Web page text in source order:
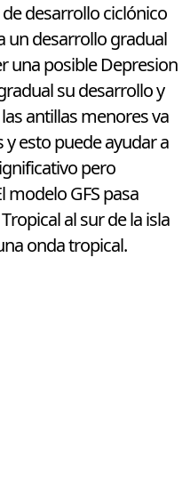
desarrollo ciclónico
un desarrollo gradual
una posible Depresion
su desarrollo y
antillas menores va
esto puede ayudar a
pero
GFS pasa
al sur de la isla
onda tropical.